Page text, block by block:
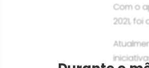
Com o
2021,